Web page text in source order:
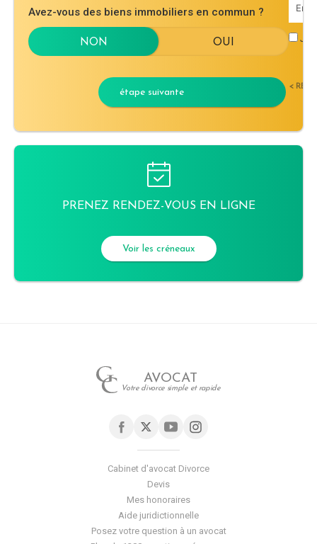
Avez-vous des biens immobiliers en commun ?
étape suivante <
PRENEZ RENDEZ-VOUS EN LIGNE
Voir les créneaux
AVOCAT
Votre divorce simple et rapide
Cabinet d'avocat Divorce
Devis
Mes honoraires
Aide juridictionnelle
Posez votre question à un avocat